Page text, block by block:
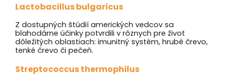
Lactobacillus bulgaricus
Z dostupných štúdií amerických vedcov sa
blahodárne účinky potvrdili v rôznych pre život
dôležitých oblastiach: imunitný systém, hrubé črevo,
tenké črevo či pečeň.
Streptococcus thermophilus